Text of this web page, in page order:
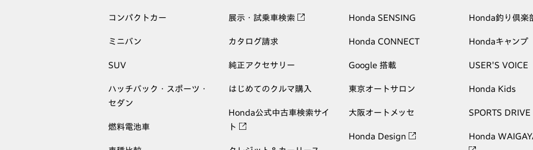
コンパクトカー
ミニバン
SUV
ハッチバック・スポーツ・
セダン
燃料電池車
展示・試乗車検索
カタログ請求
純正アクセサリー
はじめてのクルマ購入
Honda公式中古車検索サイ
ト
Honda SENSING
Honda CONNECT
Google 搭載
東京オートサロン
大阪オートメッセ
Honda Design
Honda釣り倶楽
Hondaキャンプ
USER'S VOICE
Honda Kids
SPORTS
Honda